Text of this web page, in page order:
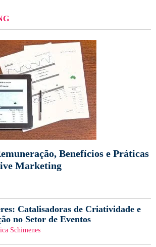
Benefícios e Práticas
Marketing
Catalisadoras de Criatividade e
no Setor de Eventos
Schimenes